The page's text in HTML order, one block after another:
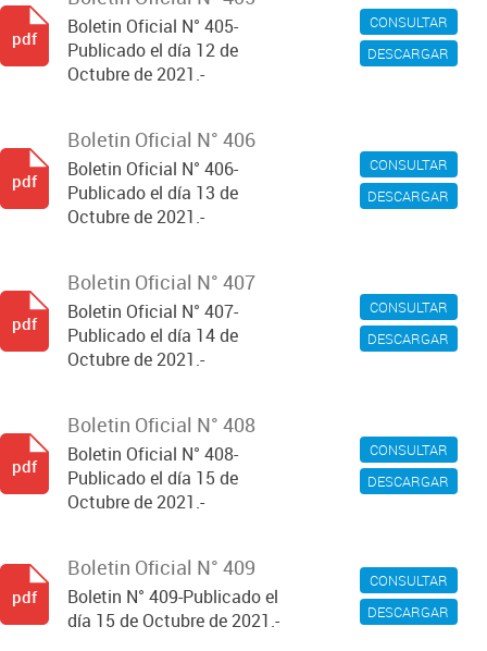
CONSULTAR
DESCARGAR
Boletin Oficial N° 405-
Publicado el día 12 de
Octubre de 2021.-
pdf
CONSULTAR
DESCARGAR
Boletin Oficial N° 406
Boletin Oficial N° 406-
Publicado el día 13 de
Octubre de 2021.-
pdf
CONSULTAR
DESCARGAR
Boletin Oficial N° 407
Boletin Oficial N° 407-
Publicado el día 14 de
Octubre de 2021.-
pdf
CONSULTAR
DESCARGAR
Boletin Oficial N° 408
Boletin Oficial N° 408-
Publicado el día 15 de
Octubre de 2021.-
pdf
CONSULTAR
DESCARGAR
Boletin Oficial N° 409
Boletin N° 409-Publicado el
día 15 de Octubre de 2021.-
pdf